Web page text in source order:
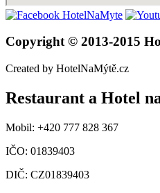
Copyright © 2013-2015
Created by HotelNaMýtě.cz
Restaurant a Hotel
Mobil: +420 777 828 367
IČO: 01839403
DIČ: CZ01839403